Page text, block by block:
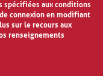
spécifiées aux conditions
connexion en modifiant
sur le recours aux
renseignements